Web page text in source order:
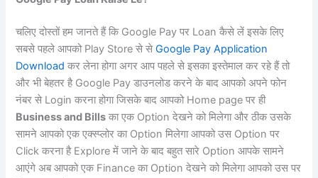
चलिए दोस्तों हम जानते हैं कि Google Pay पर Loan कैसे लें इसके लिए
सबसे पहले आपको Play Store से सेGoogle Pay Application
Download कर लेना होगा अगर आप पहले से इसका इस्तेमाल कर रहे हैं तो
और भी बेहतर है Google Pay डाउनलोड करने के बाद आपको अपने फोन
नंबर से Login करना होगा जिसके बाद आपको Home page पर ही
Business and Bills का एक Option देखने को मिलेगा और ठीक उसके
सामने आपको एक एक्स्प्लोर का Option मिलेगा आपको उस Option पर
Click करना है Explore में जाने के बाद बहुत सारे Option आपके सामने
आएंगे अब आपको एक Finance का Option देखने को मिलेगा आपको उस पर